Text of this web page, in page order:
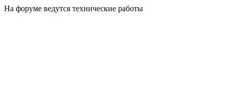
На форуме ведутся технические работы